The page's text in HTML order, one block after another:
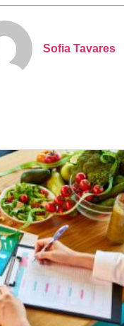
Sofia Tavares